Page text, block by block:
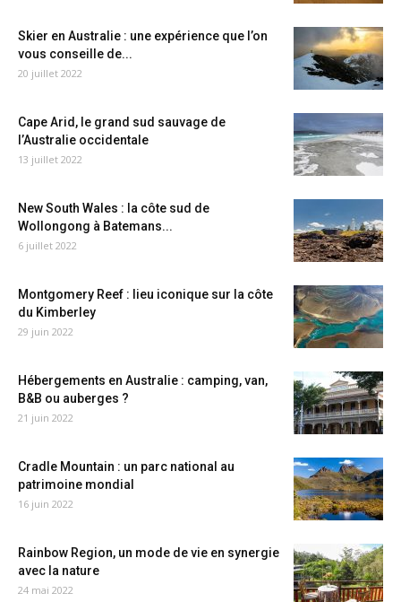
Skier en Australie : une expérience que l’on
vous conseille de...
20 juillet 2022
Cape Arid, le grand sud sauvage de
l’Australie occidentale
13 juillet 2022
New South Wales : la côte sud de
Wollongong à Batemans...
6 juillet 2022
Montgomery Reef : lieu iconique sur la côte
du Kimberley
29 juin 2022
Hébergements en Australie : camping, van,
B&B ou auberges ?
21 juin 2022
Cradle Mountain : un parc national au
patrimoine mondial
16 juin 2022
Rainbow Region, un mode de vie en synergie
avec la nature
24 mai 2022